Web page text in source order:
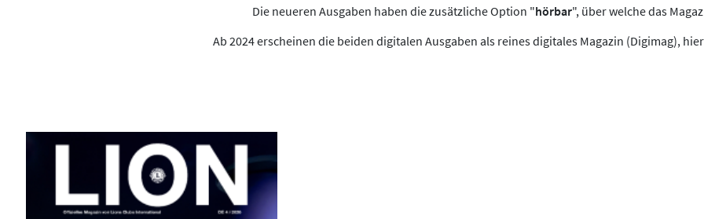
Die neueren Ausgaben haben die zusätzliche Option "hörbar", über welche das
Ab 2024 erscheinen die beiden digitalen Ausgaben als reines digitales Magazin (Digimag),